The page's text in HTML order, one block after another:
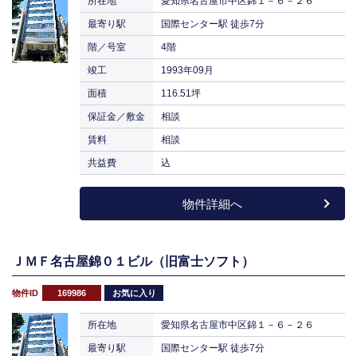
最寄り駅 国際センター駅 徒歩7分
階／号室 4階
竣工 1993年09月
面積 116.51坪
保証金／敷金 相談
賃料 相談
共益費 込
物件詳細へ
ＪＭＦ名古屋錦０１ビル（旧富士ソフト）
物件ID 169986 お気に入り
所在地 愛知県名古屋市中区錦１－６－２６
最寄り駅 国際センター駅 徒歩7分